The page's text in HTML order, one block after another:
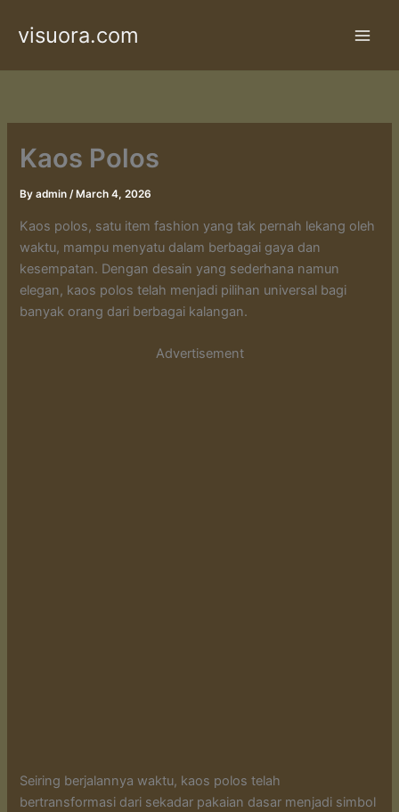
visuora.com
Kaos Polos
Byadmin/ March 4, 2026
Kaos polos, satu item fashion yang tak pernah lekang oleh
waktu, mampu menyatu dalam berbagai gaya dan
kesempatan. Dengan desain yang sederhana namun
elegan, kaos polos telah menjadi pilihan universal bagi
banyak orang dari berbagai kalangan.
Advertisement
Seiring berjalannya waktu, kaos polos telah
bertransformasi dari sekadar pakaian dasar menjadi simbol